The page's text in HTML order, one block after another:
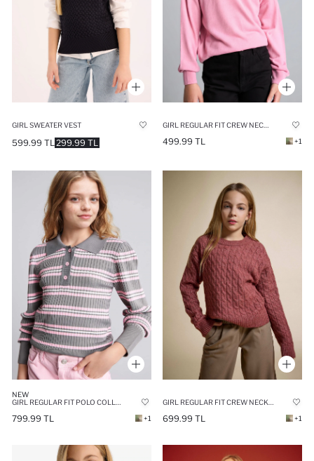
GIRL SWEATER VEST
299.99 TL
599.99 TL 499.99 TL +1
NEW
GIRL REGULAR FIT POLO COLLAR PULLOVER
799.99 TL +1
GIRL REGULAR FIT CREW NECK KNIT PULLOVER
699.99 TL +1